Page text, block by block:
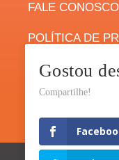
FALE CONOSCO
POLÍTICA DE
Gostou
Compartilhe!